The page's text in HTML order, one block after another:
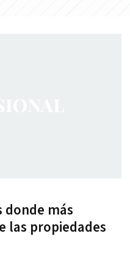
donde más
las propiedades